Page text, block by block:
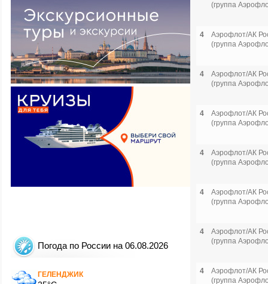
Погода по России на 06.08.2026
ГЕЛЕНДЖИК
(группа
4
Аэрофлот/АК
(группа
4
Аэрофлот/АК
(группа
4
Аэрофлот/АК
(группа
4
Аэрофлот/АК
(группа
4
Аэрофлот/АК
(группа
4
Аэрофлот/АК
(группа
4
Аэрофлот/АК
(группа